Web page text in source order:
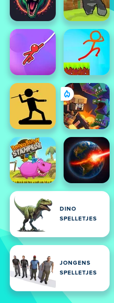
DINO
SPELLETJES
JONGENS
SPELLETJES